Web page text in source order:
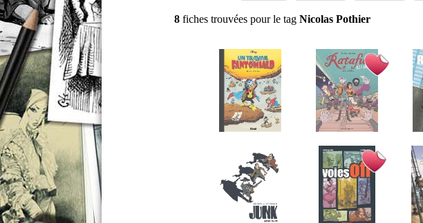
8 fiches trouvées pour le tag Nicolas Pothier